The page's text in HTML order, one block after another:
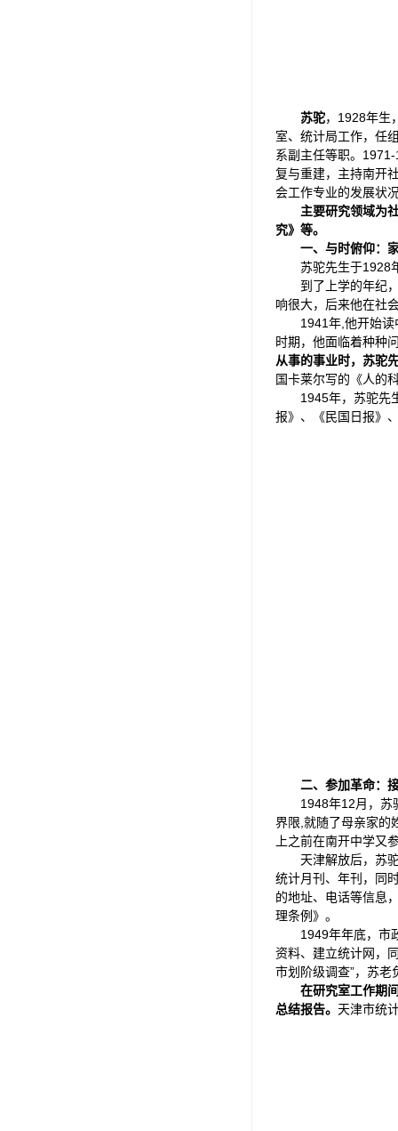
苏驼，1928年生
室、统计局工作，任
系副主任等职。
复与重建，主持南开
会工作专业的发展状
主要研究领域为
究》等。
一、与时俯仰：
苏驼先生于1928
到了上学的年纪
响很大，后来他在社
1941年,他开始
时期，他面临着种种
从事的事业时，苏驼
国卡莱尔写的《人的
1945年，苏驼先
报》、《民国日报》
二、参加革命：
1948年12月，苏
界限,就随了母亲家的
上之前在南开中学又
天津解放后，苏
统计月刊、年刊，同
的地址、电话等信息
理条例》。
1949年年底，市
资料、建立统计网，
市划阶级调查”，苏老
在研究室工作期
总结报告。 天津市统